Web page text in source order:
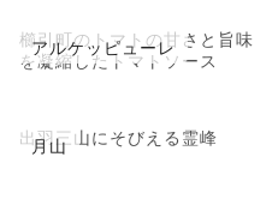
アルケッピューレ
櫛引町のトマトの甘さと旨味
を凝縮したトマトソース
月山
出羽三山にそびえる霊峰